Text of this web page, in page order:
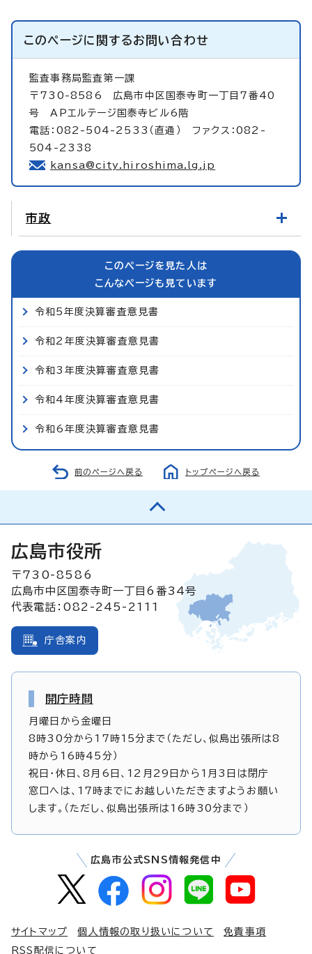
このページに関するお問い合わせ
監査事務局監査第一課
〒730-8586 広島市中区国泰寺町一丁目7番40
号 APエルテージ国泰寺ビル6階
電話：082-504-2533（直通） ファクス：082-
504-2338
kansa@city.hiroshima.lg.jp
市政
このページを見た人は
こんなページも見ています
令和5年度決算審査意見書
令和2年度決算審査意見書
令和3年度決算審査意見書
令和4年度決算審査意見書
令和6年度決算審査意見書
前のページへ戻る トップページへ戻る
広島市役所
〒730-8586
広島市中区国泰寺町一丁目6番34号
代表電話：082-245-2111
庁舎案内
開庁時間
月曜日から金曜日
8時30分から17時15分まで（ただし、似島出張所は8
時から16時45分）
祝日・休日、8月6日、12月29日から1月3日は閉庁
窓口へは、17時までにお越しいただきますようお願い
します。（ただし、似島出張所は16時30分まで）
広島市公式SNS情報発信中
サイトマップ 個人情報の取り扱いについて
免責事項
RSS配信について